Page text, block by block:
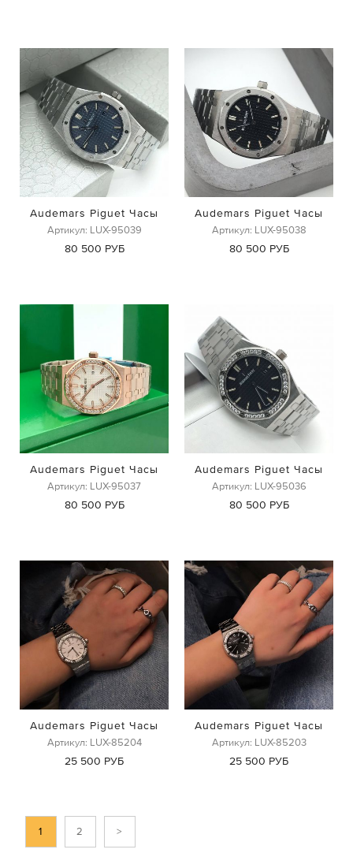
Audemars Piguet Часы
Артикул: LUX-95039
80 500 РУБ
Audemars Piguet Часы
Артикул: LUX-95038
80 500 РУБ
Audemars Piguet Часы
Артикул: LUX-95037
80 500 РУБ
Audemars Piguet Часы
Артикул: LUX-95036
80 500 РУБ
Audemars Piguet Часы
Артикул: LUX-85204
25 500 РУБ
Audemars Piguet Часы
Артикул: LUX-85203
25 500 РУБ
1 2 >